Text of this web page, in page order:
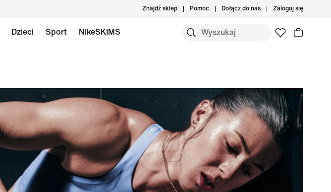
Znajdź sklep Pomoc Dołącz do nas Zaloguj się
Dzieci Sport NikeSKIMS